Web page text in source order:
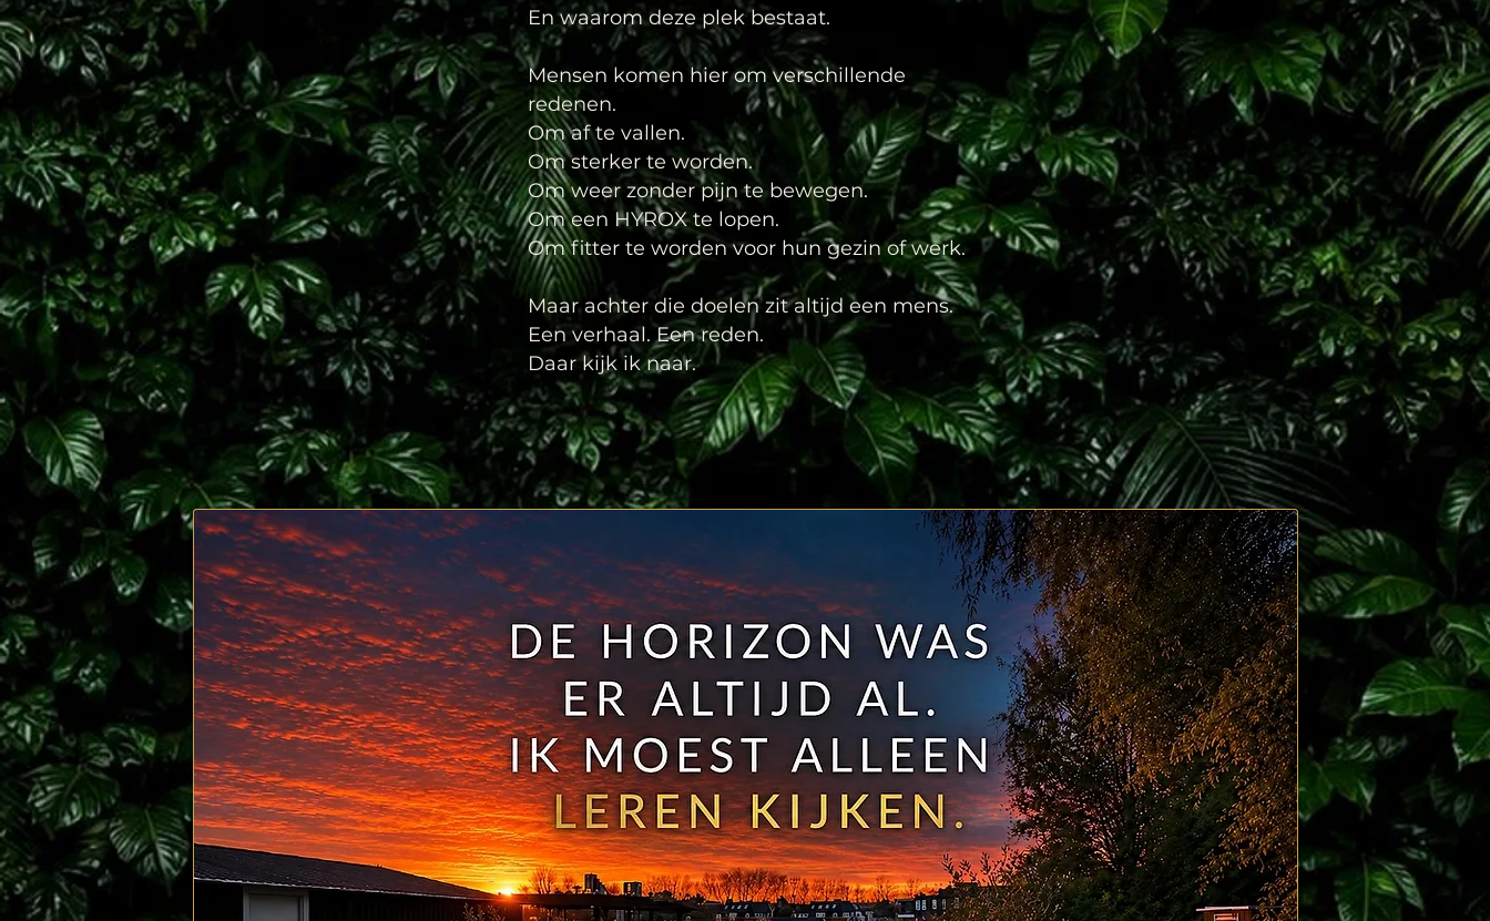
En waarom deze plek bestaat.
Mensen komen hier om verschillende
redenen.
Om af te vallen.
Om sterker te worden.
Om weer zonder pijn te bewegen.
Om een HYROX te lopen.
Om fitter te worden voor hun gezin of werk.
Maar achter die doelen zit altijd een mens.
Een verhaal. Een reden.
Daar kijk ik naar.